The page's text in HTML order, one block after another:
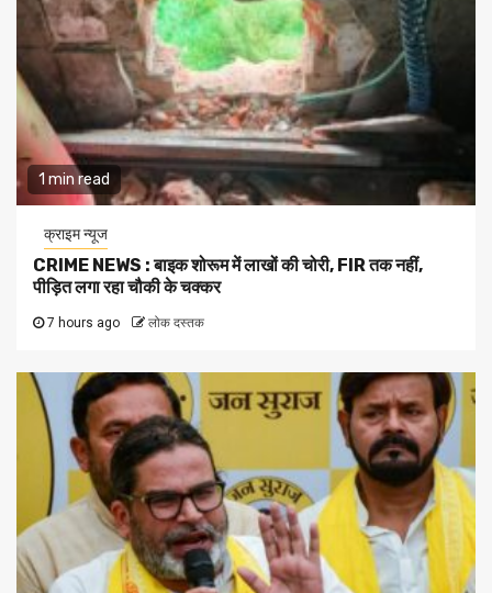
1 min read
क्राइम न्यूज
CRIME NEWS : बाइक शोरूम में लाखों की चोरी, FIR तक नहीं,
पीड़ित लगा रहा चौकी के चक्कर
7 hours ago लोक दस्तक